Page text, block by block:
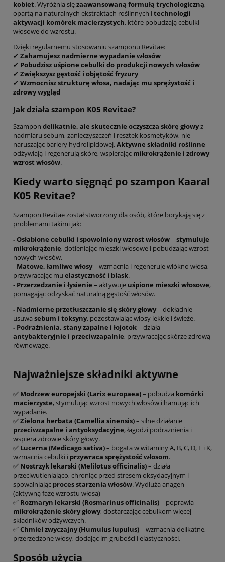
kobiet. Wyróżnia sięzaawansowaną formułą trychologiczną,
opartą na naturalnych ekstraktach roślinnych i technologii
aktywacji komórek macierzystych, które pobudzają cebulki
włosowe do wzrostu.
Dzięki regularnemu stosowaniu szamponu Revitae:
✔ Zahamujesz nadmierne wypadanie włosów
✔ Pobudzisz uśpione cebulki do produkcji nowych włosów
✔ Zwiększysz gęstość i objętość fryzury
✔ Wzmocnisz strukturę włosa, nadając mu sprężystość i
zdrowy wygląd
Jak działa szampon K05 Revitae?
Szampon delikatnie, ale skutecznie oczyszcza skórę głowyz
nadmiaru sebum, zanieczyszczeń i resztek kosmetyków, nie
naruszając bariery hydrolipidowej.Aktywne składniki roślinne
odżywiają i regenerują skórę, wspierając mikrokrążenie i zdrowy
wzrost włosów.
Kiedy warto sięgnąć po szampon Kaaral
K05 Revitae?
Szampon Revitae został stworzony dla osób, które borykają się z
problemami takimi jak:
- Osłabione cebulki i spowolniony wzrost włosów– stymuluje
mikrokrążenie, dotleniając mieszki włosowe i pobudzając wzrost
nowych włosów.
- Matowe, łamliwe włosy– wzmacnia i regeneruje włókno włosa,
przywracając mu elastyczność i blask.
- Przerzedzanie i łysienie – aktywuje uśpione mieszki włosowe,
pomagając odzyskać naturalną gęstość włosów.
- Nadmierne przetłuszczanie się skóry głowy– dokładnie
usuwa sebum i toksyny, pozostawiając włosy lekkie i świeże.
- Podrażnienia, stany zapalne i łojotok– działa
antybakteryjnie i przeciwzapalnie, przywracając skórze zdrową
równowagę.
Najważniejsze składniki aktywne
✅ Modrzew europejski (Larix europaea)– pobudza komórki
macierzyste, stymulując wzrost nowych włosów i hamując ich
wypadanie.
✅Zielona herbata (Camellia sinensis)– silne działanie
przeciwzapalne i antyoksydacyjne, łagodzi podrażnienia i
wspiera zdrowie skóry głowy.
✅ Lucerna (Medicago sativa)– bogata w witaminy A, B, C, D, E i K,
wzmacnia cebulki i przywraca sprężystość włosom.
✅ Nostrzyk lekarski (Melilotus officinalis)– działa
przeciwutleniająco, chroniąc przed stresem oksydacyjnym i
spowalniając proces starzenia włosów. Wydłuża anagen
(aktywną fazę wzrostu włosa)
✅ Rozmaryn lekarski (Rosmarinus officinalis)– poprawia
mikrokrążenie skóry głowy, dostarczając cebulkom więcej
składników odżywczych.
✅Chmiel zwyczajny (Humulus lupulus)– wzmacnia delikatne,
przerzedzone włosy, dodając im grubości i elastyczności.
Sposób użycia